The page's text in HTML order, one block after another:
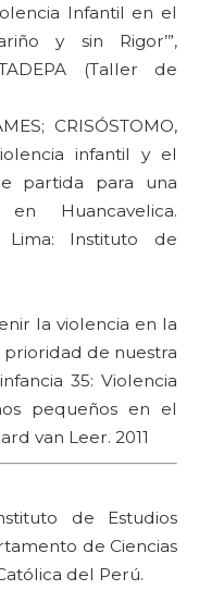
Infantil en el
y sin Rigor’”,
(Taller de
CRISÓSTOMO,
infantil y el
partida para una
Huancavelica.
Lima: Instituto de
la violencia en la
prioridad de nuestra
35: Violencia
pequeños en el
van Leer. 2011
de Estudios
de Ciencias
del Perú.